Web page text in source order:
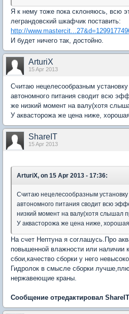
Я к нему тоже пока склоняюсь, всю
леграндовский шкафчик поставить:
http://
И будет ничего так, достойно.
ArturiX
15 Apr 2013
Считаю нецелесообразным
автономного питания сводит всю
же низкий момент на валу(хотя
У аквасторожа же цена ниже,
ShareIT
15 Apr 2013
ArturiX, on 15 Apr 2013 - 17:36:
Считаю нецелесообразным установку
автономного питания сводит всю
низкий момент на валу(хотя слышал
У аквасторожа же цена ниже,
На счет Нептуна я соглашусь.Про
повышенной влажности или наличии
сбои,качество сборки у него
Гидролок в смысле сборки
нержавеющие краны.
Сообщение отредактировал